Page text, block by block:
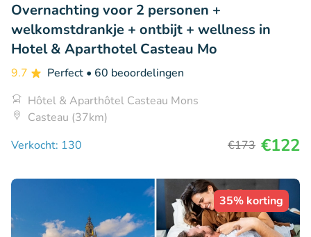
Overnachting voor 2 personen +
welkomstdrankje + ontbijt + wellness in
Hotel & Aparthotel Casteau Mo
9.7 Perfect • 60 beoordelingen
Hôtel & Aparthôtel Casteau Mons
Casteau (37km)
Verkocht: 130
€173 €122
35% korting